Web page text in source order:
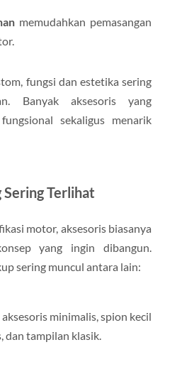
memudahkan pemasangan
fungsi dan estetika sering
Banyak aksesoris yang
sekaligus menarik
Sering Terlihat
motor, aksesoris biasanya
yang ingin dibangun.
sering muncul antara lain:
minimalis, spion kecil
dan tampilan klasik.